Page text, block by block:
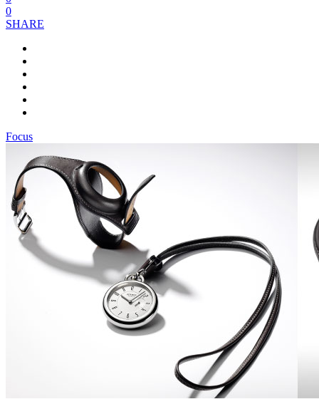
0
SHARE
Focus